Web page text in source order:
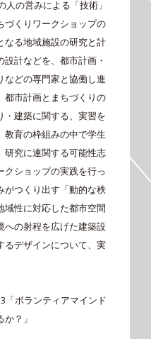
人の営みによる「技術」
づくりワークショップの
なる地域施設の研究と計
計などを、都市計画・
などの専門家と協働し進
都市計画とまちづくりの
・建築に関する、実習を
教育の枠組みの中で学生
研究に連関する可能性志
クショップの実践を行っ
がつくり出す「動的な秩
域性に対応した都市空間
への射程を広げた建築設
るデザインについて、実
「ボランティアマインド
？」